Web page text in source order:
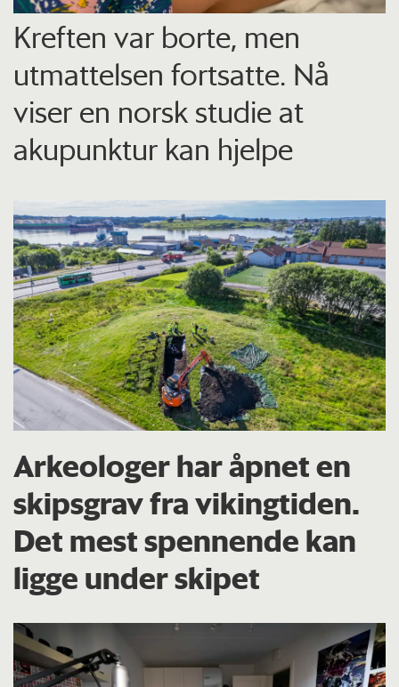
Kreften var borte, men
utmattelsen fortsatte. Nå
viser en norsk studie at
akupunktur kan hjelpe
Arkeologer har åpnet en
skipsgrav fra vikingtiden.
Det mest spennende kan
ligge under skipet